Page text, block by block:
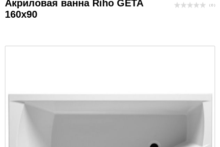
Акриловая ванна Riho GETA
160x90
( 0 )